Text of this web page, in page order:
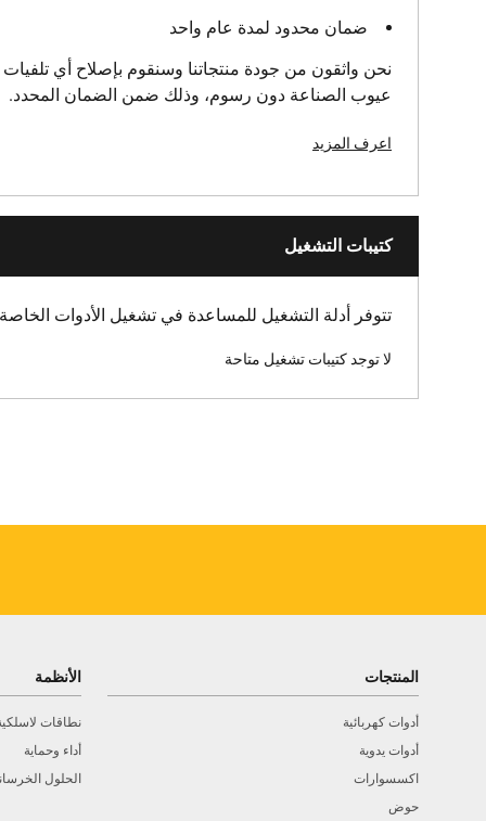
وزن المنتج الإجمالي [جم]
عرض المنتج [مم]
نوع منتج كماشة الوصلات الصلبة
ضمان محدود لمدة عام واحد
نحن واثقون من جودة منتجاتنا وسنقوم بإصلاح أي
عيوب الصناعة دون رسوم، وذلك ضمن الضمان المحدد.
اعرف المزيد
كتيبات التشغيل
تتوفر أدلة التشغيل للمساعدة في تشغيل الأدوات
لا توجد كتيبات تشغيل متاحة
المنتجات
أدوات كهربائية
أدوات يدوية
اكسسوارات
حوض
الأنظمة
نطاقات
أداء وحماية
الحلول